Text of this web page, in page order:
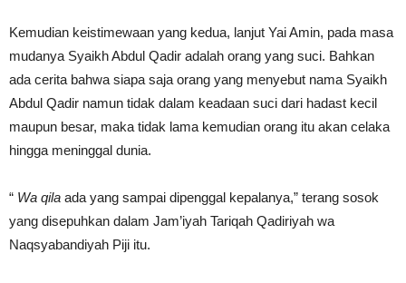
Kemudian keistimewaan yang kedua, lanjut Yai Amin, pada masa
mudanya Syaikh Abdul Qadir adalah orang yang suci. Bahkan
ada cerita bahwa siapa saja orang yang menyebut nama Syaikh
Abdul Qadir namun tidak dalam keadaan suci dari hadast kecil
maupun besar, maka tidak lama kemudian orang itu akan celaka
hingga meninggal dunia.
“ Wa qila ada yang sampai dipenggal kepalanya,” terang sosok
yang disepuhkan dalam Jam’iyah Tariqah Qadiriyah wa
Naqsyabandiyah Piji itu.